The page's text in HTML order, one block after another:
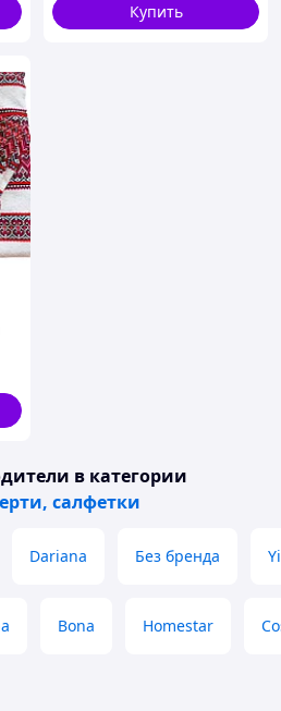
Купить
в категории
салфетки
Dariana Без бренда
Bona Homestar